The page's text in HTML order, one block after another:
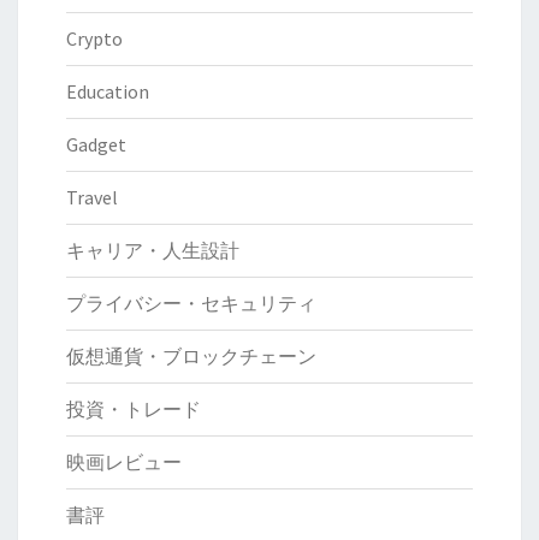
レ
ー
携
典
Crypto
Education
Gadget
Travel
キャリア・人生設計
プライバシー・セキュリティ
仮想通貨・ブロックチェーン
投資・トレード
映画レビュー
書評